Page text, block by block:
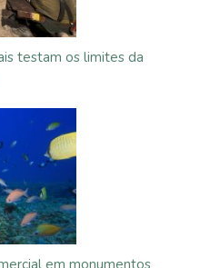
testam os limites da
em monumentos